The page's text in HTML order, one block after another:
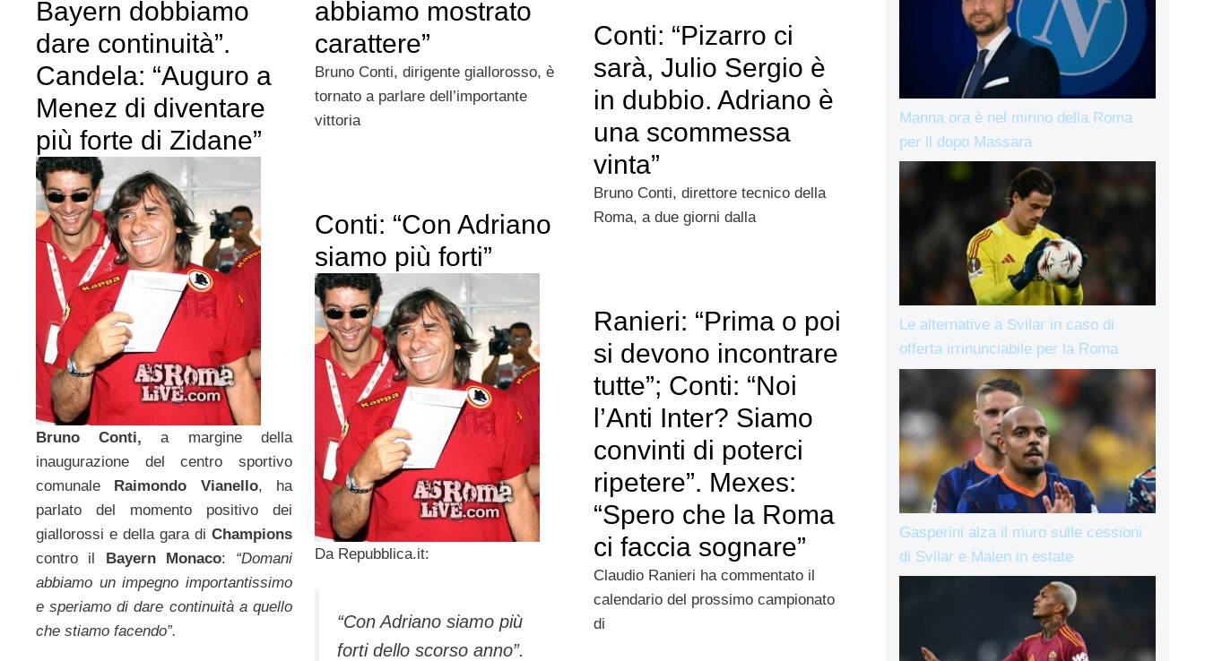
Bayern dobbiamo
dare continuità”.
Candela: “Auguro a
Menez di diventare
più forte di Zidane”
Bruno Conti, a margine della
inaugurazione del centro sportivo
comunale Raimondo Vianello, ha
parlato del momento positivo dei
giallorossi e della gara di Champions
contro il Bayern Monaco: “Domani
abbiamo un impegno importantissimo
e speriamo di dare continuità a quello
che stiamo facendo”.
abbiamo mostrato
carattere”
Bruno Conti, dirigente giallorosso, è
tornato a parlare dell’importante
vittoria
Conti: “Pizarro ci
sarà, Julio Sergio è
in dubbio. Adriano è
una scommessa
vinta”
Bruno Conti, direttore tecnico della
Roma, a due giorni dalla
Conti: “Con Adriano
siamo più forti”
Da Repubblica.it:
“Con Adriano siamo più
forti dello scorso anno”.
Ranieri: “Prima o poi
si devono incontrare
tutte”; Conti: “Noi
l’Anti Inter? Siamo
convinti di poterci
ripetere”. Mexes:
“Spero che la Roma
ci faccia sognare”
Claudio Ranieri ha commentato il
calendario del prossimo campionato
di
Manna ora è nel mirino della Roma
per il dopo Massara
Le alternative a Svilar in caso di
offerta irrinunciabile per la Roma
Gasperini alza il muro sulle cessioni
di Svilar e Malen in estate